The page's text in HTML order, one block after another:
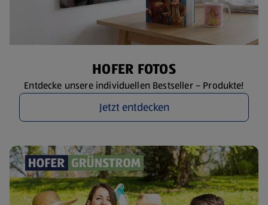
HOFER FOTOS
Entdecke unsere individuellen Bestseller – Produkte!
Jetzt entdecken